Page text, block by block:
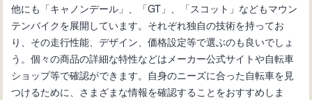
他にも「キャノンデール」、「GT」、「スコット」などもマウン
テンバイクを展開しています。それぞれ独自の技術を持ってお
り、その走行性能、デザイン、価格設定等で選ぶのも良いでしょ
う。個々の商品の詳細な特性などはメーカー公式サイトや自転車
ショップ等で確認ができます。自身のニーズに合った自転車を見
つけるために、さまざまな情報を確認することをおすすめしま